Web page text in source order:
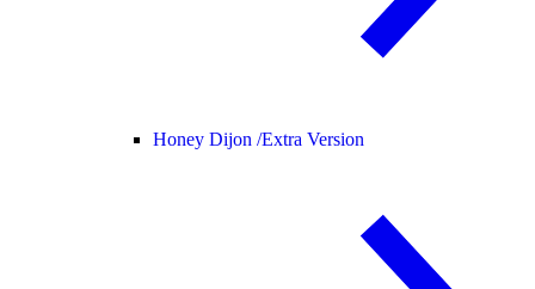
Honey Dijon /Extra Version